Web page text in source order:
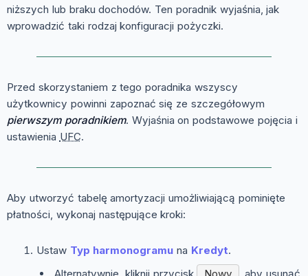
niższych lub braku dochodów. Ten poradnik wyjaśnia, jak
wprowadzić taki rodzaj konfiguracji pożyczki.
Przed skorzystaniem z tego poradnika wszyscy
użytkownicy powinni zapoznać się ze szczegółowym
pierwszym poradnikiem. Wyjaśnia on podstawowe pojęcia i
ustawienia UFC.
Aby utworzyć tabelę amortyzacji umożliwiającą pominięte
płatności, wykonaj następujące kroki:
Ustaw Typ harmonogramu na Kredyt.
Alternatywnie, kliknij przycisk
Nowy , aby usunąć